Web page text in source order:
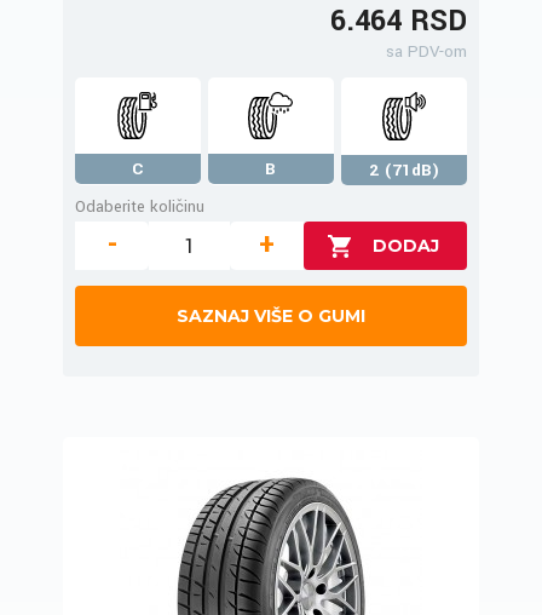
6.464 RSD
sa PDV-om
C B
2 (71dB)
Odaberite količinu
- +
SAZNAJ VIŠE O GUMI